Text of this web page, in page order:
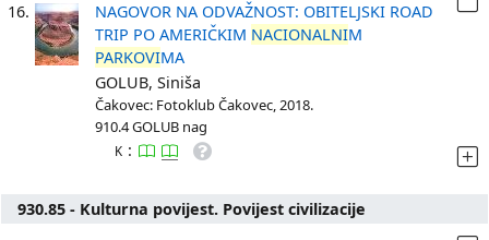
16.
NAGOVOR NA ODVAŽNOST: OBITELJSKI ROAD
TRIP PO AMERIČKIM NACIONALNIM
PARKOVIMA
GOLUB, Siniša
Čakovec: Fotoklub Čakovec, 2018.
910.4 GOLUB nag
K :
930.85 - Kulturna povijest. Povijest civilizacije